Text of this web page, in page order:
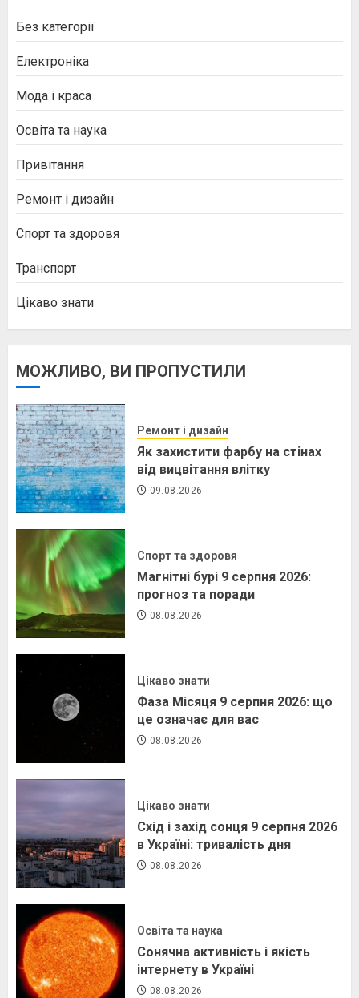
Без категорії
Електроніка
Мода і краса
Освіта та наука
Привітання
Ремонт і дизайн
Спорт та здоровя
Транспорт
Цікаво знати
МОЖЛИВО, ВИ ПРОПУСТИЛИ
Ремонт і дизайн
Як захистити фарбу на стінах
від вицвітання влітку
09.08.2026
Спорт та здоровя
Магнітні бурі 9 серпня 2026:
прогноз та поради
08.08.2026
Цікаво знати
Фаза Місяця 9 серпня 2026: що
це означає для вас
08.08.2026
Цікаво знати
Схід і захід сонця 9 серпня 2026
в Україні: тривалість дня
08.08.2026
Освіта та наука
Сонячна активність і якість
інтернету в Україні
08.08.2026